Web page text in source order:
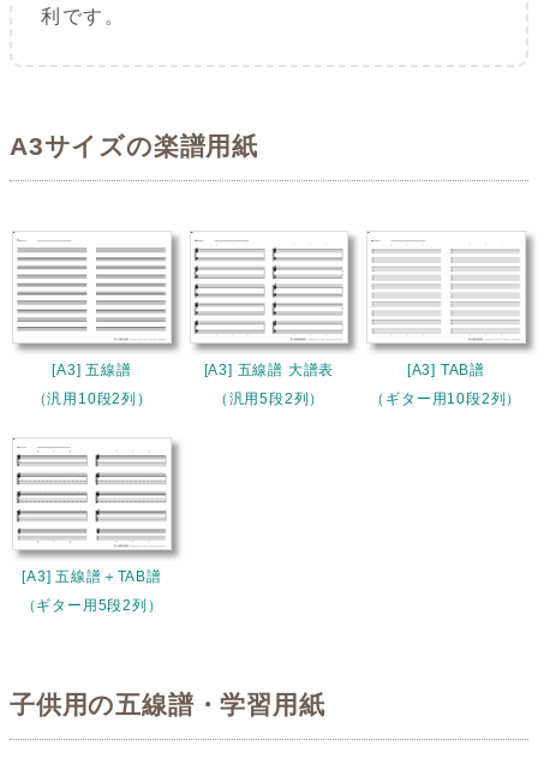
利です。
A3サイズの楽譜用紙
[A3] 五線譜
（汎用10段2列）
[A3] 五線譜 大譜表
（汎用5段2列）
[A3] TAB譜
（ギター用10段2列）
[A3] 五線譜＋TAB譜
（ギター用5段2列）
子供用の五線譜・学習用紙